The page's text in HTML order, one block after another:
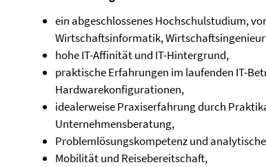
ein abgeschlossenes Hochschulstudium,
Wirtschaftsinformatik,
hohe IT-Affinität und IT-Hintergrund,
praktische Erfahrungen im laufenden IT-
Hardwarekonfigurationen,
idealerweise Praxiserfahrung durch
Unternehmensberatung,
Problemlösungskompetenz und
Mobilität und Reisebereitschaft,